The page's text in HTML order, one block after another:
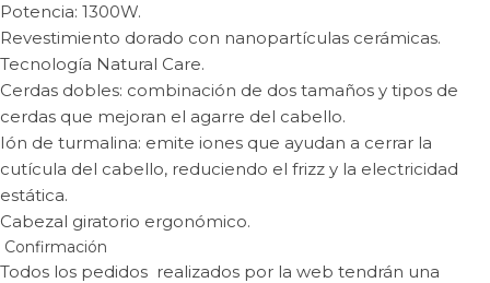
Potencia: 1300W.
Revestimiento dorado con nanopartículas cerámicas.
Tecnología Natural Care.
Cerdas dobles: combinación de dos tamaños y tipos de
cerdas que mejoran el agarre del cabello.
Ión de turmalina: emite iones que ayudan a cerrar la
cutícula del cabello, reduciendo el frizz y la electricidad
estática.
Cabezal giratorio ergonómico.
Confirmación
Todos los pedidos realizados por la web tendrán una